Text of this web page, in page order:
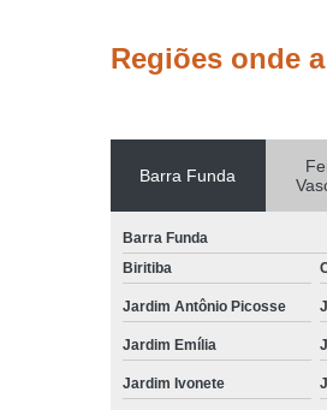
Regiões onde
Barra Funda
Barra Funda
Biritiba
Jardim Antônio Picosse
Jardim Emília
Jardim Ivonete